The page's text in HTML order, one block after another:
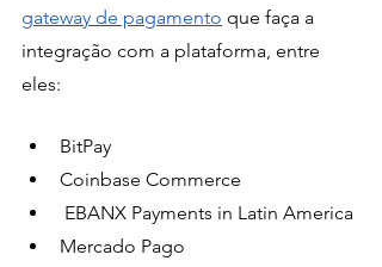
gateway de pagamento que faça a
integração com a plataforma, entre
eles:
BitPay
Coinbase Commerce
EBANX Payments in Latin America
Mercado Pago